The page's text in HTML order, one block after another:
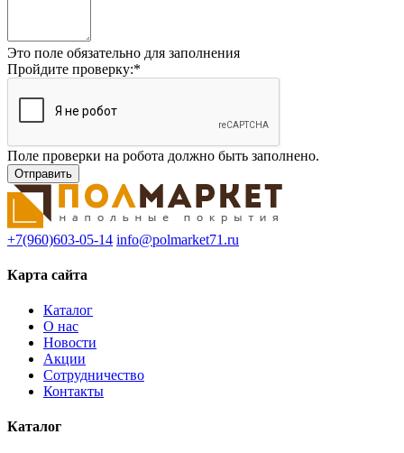
Это поле обязательно для заполнения
Пройдите проверку:*
Поле проверки на робота должно быть заполнено.
+7(960)603-05-14 info@polmarket71.ru
Карта сайта
Каталог
О нас
Новости
Акции
Сотрудничество
Контакты
Каталог